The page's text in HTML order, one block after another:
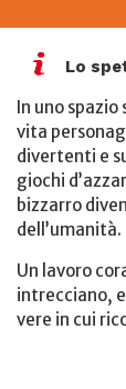
Lo
In uno
vita
divertenti e
giochi
bizzarro
dell’umanità.
Un lavoro
intrecciano,
vere in cui